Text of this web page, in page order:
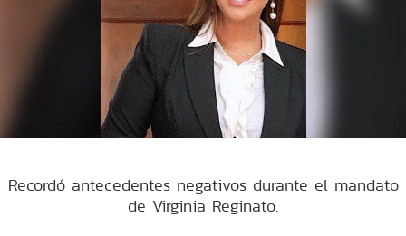
Recordó antecedentes negativos durante el mandato
de Virginia Reginato.